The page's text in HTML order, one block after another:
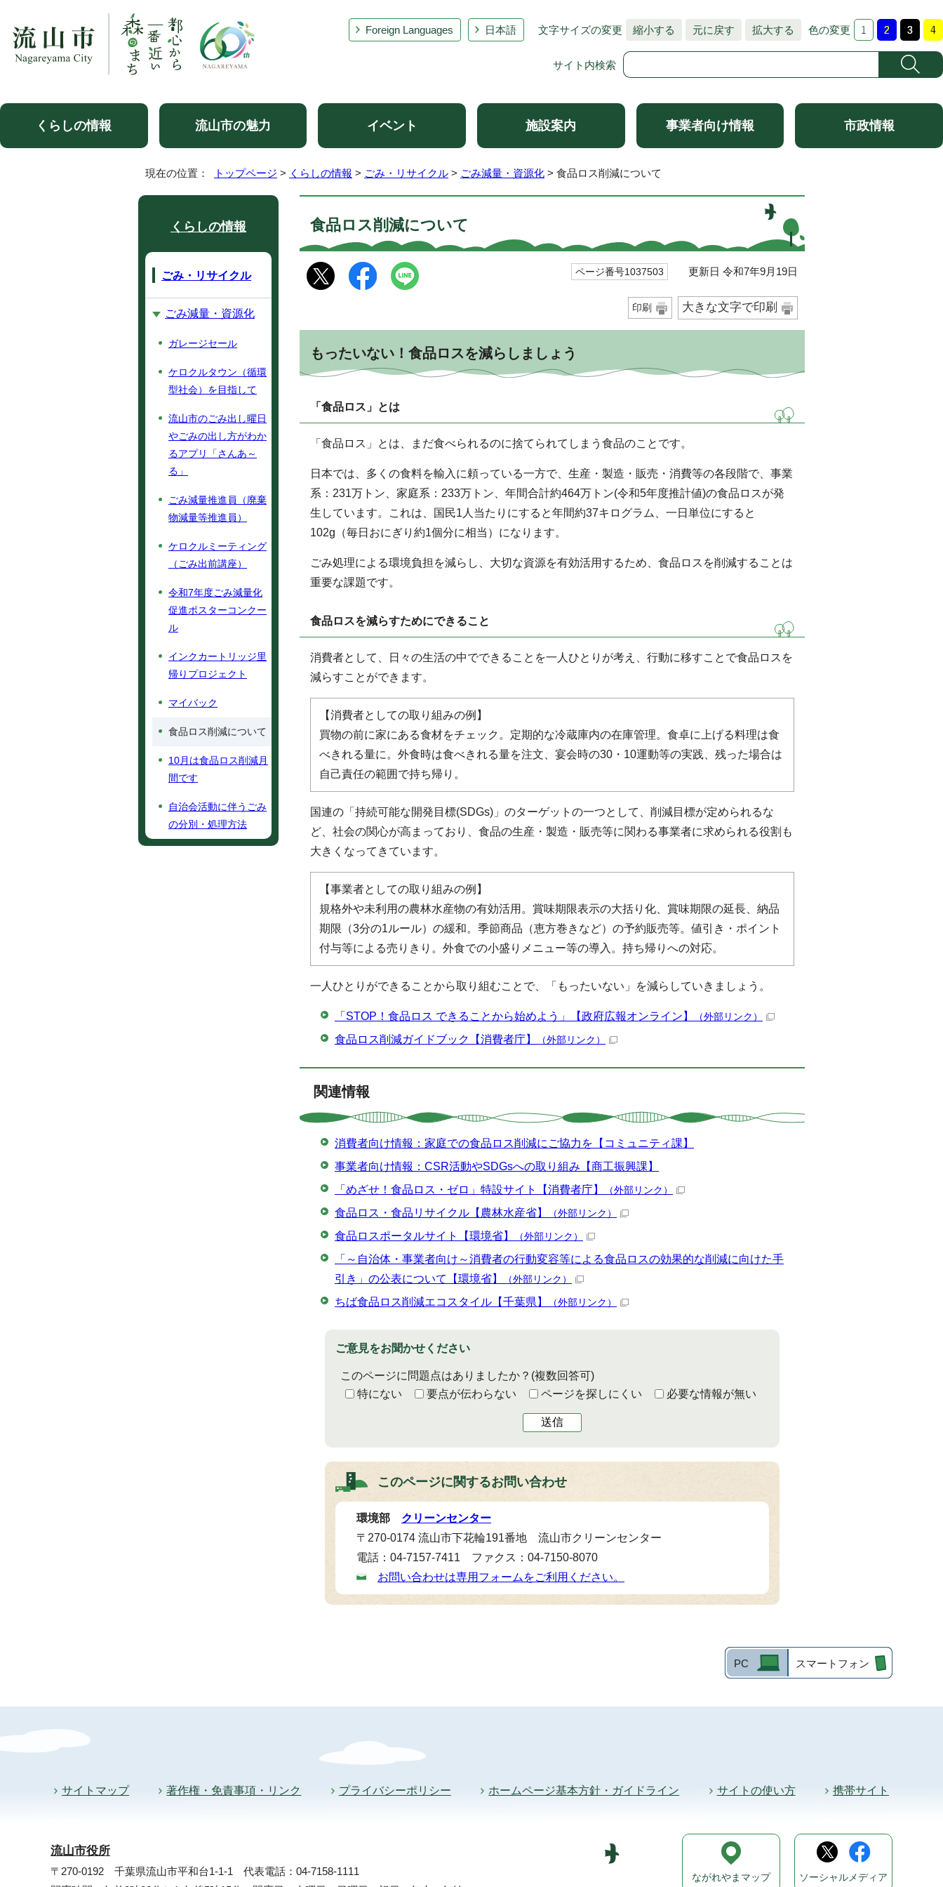
Foreign Languages 日本語 文字サイズの変更 縮小する 元に戻す 拡大する 色の変更
サイト内検索
くらしの情報 流山市の魅力 イベント 施設案内 事業者向け情報 市政情報
現在の位置： トップページ > くらしの情報 > ごみ・リサイクル > ごみ減量・資源化 > 食品ロス削減について
食品ロス削減について
ページ番号1037503 更新日 令和7年9月19日
印刷 大きな文字で印刷
もったいない！食品ロスを減らしましょう
「食品ロス」とは
「食品ロス」とは、まだ食べられるのに捨てられてしまう食品のことです。
日本では、多くの食料を輸入に頼っている一方で、生産・製造・販売・消費等の各段階で、事業
系：231万トン、家庭系：233万トン、年間合計約464万トン(令和5年度推計値)の食品ロスが発
生しています。これは、国民1人当たりにすると年間約37キログラム、一日単位にすると
102g（毎日おにぎり約1個分に相当）になります。
ごみ処理による環境負担を減らし、大切な資源を有効活用するため、食品ロスを削減することは
重要な課題です。
食品ロスを減らすためにできること
消費者として、日々の生活の中でできることを一人ひとりが考え、行動に移すことで食品ロスを
減らすことができます。
【消費者としての取り組みの例】
買物の前に家にある食材をチェック。定期的な冷蔵庫内の在庫管理。食卓に上げる料理は食
べきれる量に。外食時は食べきれる量を注文、宴会時の30・10運動等の実践、残った場合は
自己責任の範囲で持ち帰り。
国連の「持続可能な開発目標(SDGs)」のターゲットの一つとして、削減目標が定められるな
ど、社会の関心が高まっており、食品の生産・製造・販売等に関わる事業者に求められる役割も
大きくなってきています。
【事業者としての取り組みの例】
規格外や未利用の農林水産物の有効活用。賞味期限表示の大括り化、賞味期限の延長、納品
期限（3分の1ルール）の緩和。季節商品（恵方巻きなど）の予約販売等。値引き・ポイント
付与等による売りきり。外食での小盛りメニュー等の導入。持ち帰りへの対応。
一人ひとりができることから取り組むことで、「もったいない」を減らしていきましょう。
「STOP！食品ロス できることから始めよう」【政府広報オンライン】 （外部リンク）
食品ロス削減ガイドブック【消費者庁】 （外部リンク）
関連情報
消費者向け情報：家庭での食品ロス削減にご協力を【コミュニティ課】
事業者向け情報：CSR活動やSDGsへの取り組み【商工振興課】
「めざせ！食品ロス・ゼロ」特設サイト【消費者庁】
（外部リンク）
食品ロス・食品リサイクル【農林水産省】 （外部リンク）
食品ロスポータルサイト【環境省】 （外部リンク）
「～自治体・事業者向け～消費者の行動変容等による食品ロスの効果的な削減に向けた手
引き」の公表について【環境省】
（外部リンク）
ちば食品ロス削減エコスタイル【千葉県】 （外部リンク）
ご意見をお聞かせください
このページに問題点はありましたか？ (複数回答可)
特にない
要点が伝わらない ページを探しにくい 必要な情報が無い
送信
このページに関するお問い合わせ
環境部 クリーンセンター
〒270-0174 流山市下花輪191番地 流山市クリーンセンター
電話：04-7157-7411 ファクス：04-7150-8070
お問い合わせは専用フォームをご利用ください。
くらしの情報
ごみ・リサイクル
ごみ減量・資源化
ガレージセール
ケロクルタウン（循環
型社会）を目指して
流山市のごみ出し曜日
やごみの出し方がわか
るアプリ「さんあ～
る」
ごみ減量推進員（廃棄
物減量等推進員）
ケロクルミーティング
（ごみ出前講座）
令和7年度ごみ減量化
促進ポスターコンクー
ル
インクカートリッジ里
帰りプロジェクト
マイバック
食品ロス削減について
10月は食品ロス削減月
間です
自治会活動に伴うごみ
の分別・処理方法
PC スマートフォン
サイトマップ 著作権・免責事項・リンク プライバシーポリシー ホームページ基本方針・ガイドライン サイトの使い方 携帯サイト
流山市役所
〒270-0192 千葉県流山市平和台1-1-1 代表電話：04-7158-1111
ながれやまマップ ソーシャルメディア